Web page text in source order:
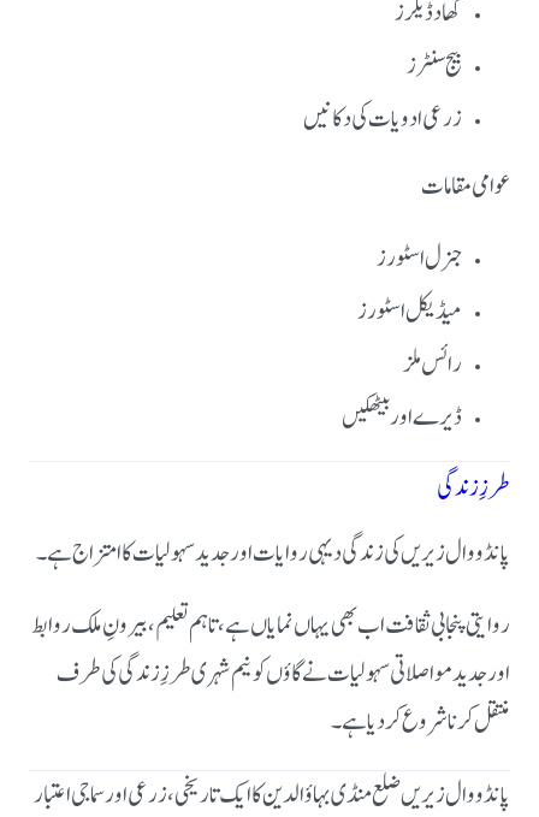
کھاد ڈیلرز
بیج سنٹرز
زرعی ادویات کی دکانیں
عوامی مقامات
جنرل اسٹورز
میڈیکل اسٹورز
رائس ملز
ڈیرے اور بیٹھکیں
طرزِ زندگی
پانڈووال زیریں کی زندگی دیہی روایات اور جدید سہولیات کا امتزاج ہے۔
روایتی پنجابی ثقافت اب بھی یہاں نمایاں ہے، تاہم تعلیم، بیرونِ ملک روابط
اور جدید مواصلاتی سہولیات نے گاؤں کو نیم شہری طرزِ زندگی کی طرف
منتقل کرنا شروع کر دیا ہے۔
پانڈووال زیریں ضلع منڈی بہاؤالدین کا ایک تاریخی، زرعی اور سماجی اعتبار